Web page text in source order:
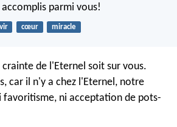
parmi vous!
cœur miracle
de l'Eternel soit sur vous.
car il n'y a chez l'Eternel, notre
favoritisme, ni acceptation de pots-